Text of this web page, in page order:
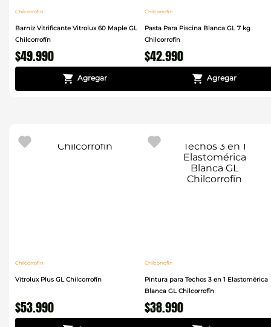
Chilcorrofin
Barniz Vitrificante Vitrolux 60 Maple GL
Chilcorrofín
$49.990
Chilcorrofin
Pasta Para Piscina Blanca GL 7 kg
Chilcorrofín
$42.990
Chilcorrofin
Vitrolux Plus GL Chilcorrofín
$53.990
Chilcorrofin
Pintura para Techos 3 en 1 Elastomérica
Blanca GL Chilcorrofín
$38.990